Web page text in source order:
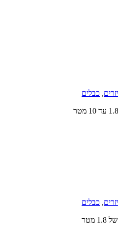
, כבלים
, כבלים